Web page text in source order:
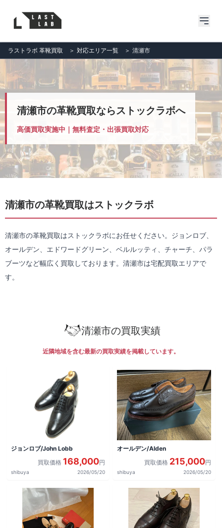
ラストラボ 革靴買取 ＞ 対応エリア一覧 ＞ 清瀬市
清瀬市の革靴買取ならストックラボへ
高価買取実施中｜無料査定・出張買取対応
清瀬市の革靴買取はストックラボ
清瀬市の革靴買取はストックラボにお任せください。ジョンロブ、
オールデン、エドワードグリーン、ベルルッティ、チャーチ、パラ
ブーツなど幅広く買取しております。清瀬市は宅配買取エリアで
す。
清瀬市の買取実績
近隣地域を含む最新の買取実績を掲載しています。
ジョンロブ/John Lobb
買取価格 168,000円
shibuya 2026/05/20
オールデン/Alden
買取価格 215,000円
shibuya 2026/05/20